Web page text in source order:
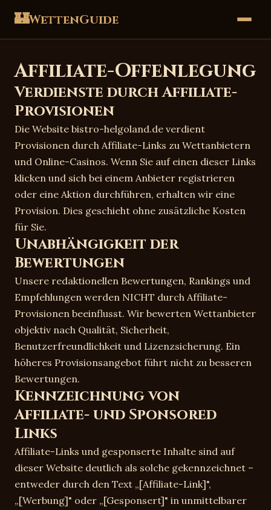
🏰WettenGuide
Affiliate-Offenlegung
Verdienste durch Affiliate-
Provisionen
Die Website bistro-helgoland.de verdient
Provisionen durch Affiliate-Links zu Wettanbietern
und Online-Casinos. Wenn Sie auf einen dieser Links
klicken und sich bei einem Anbieter registrieren
oder eine Aktion durchführen, erhalten wir eine
Provision. Dies geschieht ohne zusätzliche Kosten
für Sie.
Unabhängigkeit der
Bewertungen
Unsere redaktionellen Bewertungen, Rankings und
Empfehlungen werden NICHT durch Affiliate-
Provisionen beeinflusst. Wir bewerten Wettanbieter
objektiv nach Qualität, Sicherheit,
Benutzerfreundlichkeit und Lizenzsicherung. Ein
höheres Provisionsangebot führt nicht zu besseren
Bewertungen.
Kennzeichnung von
Affiliate- und Sponsored
Links
Affiliate-Links und gesponserte Inhalte sind auf
dieser Website deutlich als solche gekennzeichnet –
entweder durch den Text „[Affiliate-Link]",
„[Werbung]" oder „[Gesponsert]" in unmittelbarer